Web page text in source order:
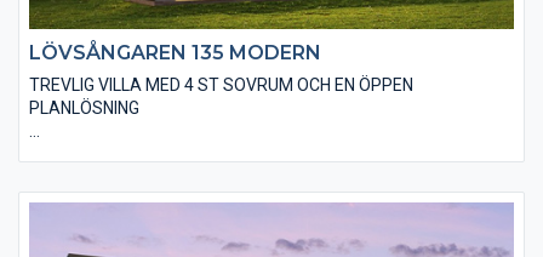
LÖVSÅNGAREN 135 MODERN
TREVLIG VILLA MED 4 ST SOVRUM OCH EN ÖPPEN
PLANLÖSNING
behandlad samt ett modernt plåttak utan markanta
”ryggåstak” i vardagsrummet, vilket innebär en härlig rymd i